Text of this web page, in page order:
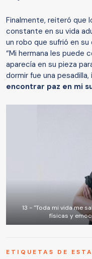
Finalmente, reiteró que
constante en su vida
un robo que sufrió en
“Mi hermana les puede
aparecía en su pieza
dormir fue una pesadilla,
encontrar paz en mi
13 - "Toda mi vida me
físicas y
ETIQUETAS DE